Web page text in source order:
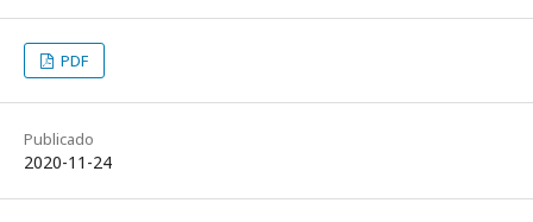
PDF
Publicado
2020-11-24